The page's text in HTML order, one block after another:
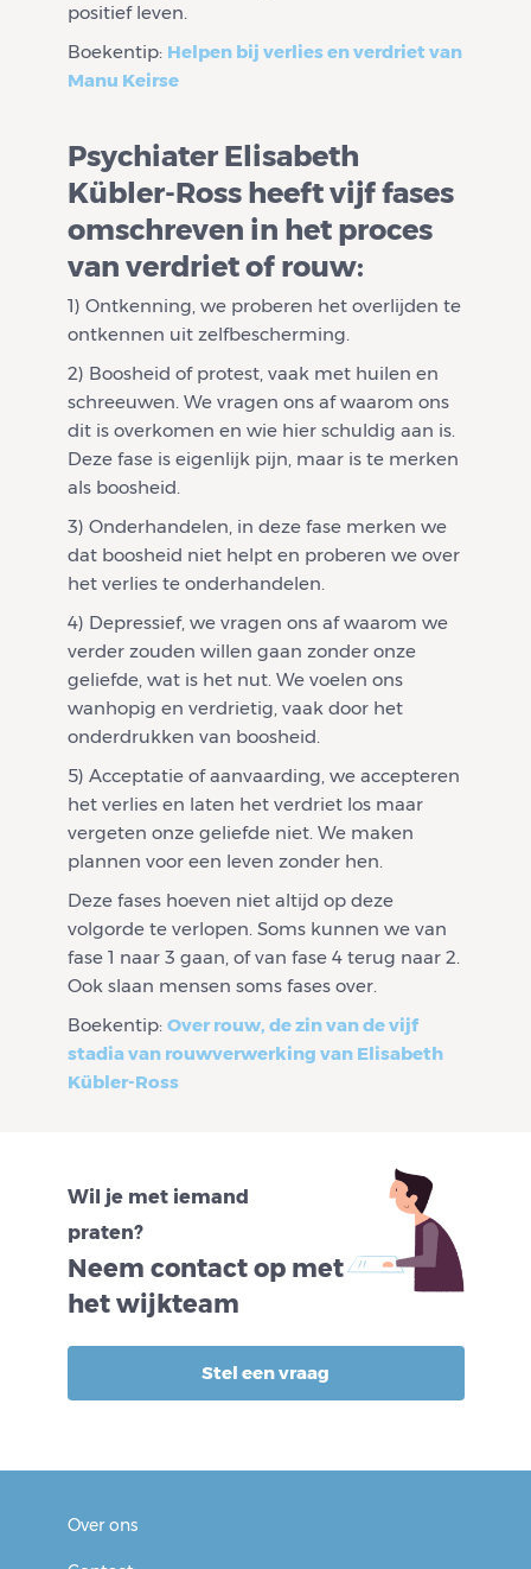
positief leven.
Boekentip: Helpen bij verlies en verdriet van
Manu Keirse
Psychiater Elisabeth
Kübler-Ross heeft vijf fases
omschreven in het proces
van verdriet of rouw:
1) Ontkenning, we proberen het overlijden te
ontkennen uit zelfbescherming.
2) Boosheid of protest, vaak met huilen en
schreeuwen. We vragen ons af waarom ons
dit is overkomen en wie hier schuldig aan is.
Deze fase is eigenlijk pijn, maar is te merken
als boosheid.
3) Onderhandelen, in deze fase merken we
dat boosheid niet helpt en proberen we over
het verlies te onderhandelen.
4) Depressief, we vragen ons af waarom we
verder zouden willen gaan zonder onze
geliefde, wat is het nut. We voelen ons
wanhopig en verdrietig, vaak door het
onderdrukken van boosheid.
5) Acceptatie of aanvaarding, we accepteren
het verlies en laten het verdriet los maar
vergeten onze geliefde niet. We maken
plannen voor een leven zonder hen.
Deze fases hoeven niet altijd op deze
volgorde te verlopen. Soms kunnen we van
fase 1 naar 3 gaan, of van fase 4 terug naar 2.
Ook slaan mensen soms fases over.
Boekentip: Over rouw, de zin van de vijf
stadia van rouwverwerking van Elisabeth
Kübler-Ross
Wil je met iemand
praten?
Neem contact op met
het wijkteam
Stel een vraag
Over ons